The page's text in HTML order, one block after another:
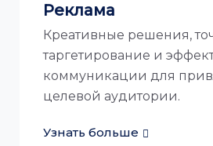
Реклама
Креативные решения,
таргетирование и
коммуникации для
целевой аудитории.
Узнать больше